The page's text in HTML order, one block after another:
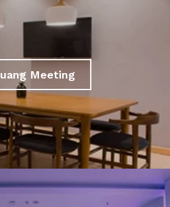
Meeting